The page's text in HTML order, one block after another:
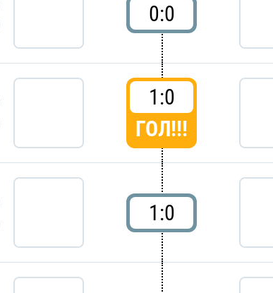
0:0
1:0
ГОЛ!!!
1:0